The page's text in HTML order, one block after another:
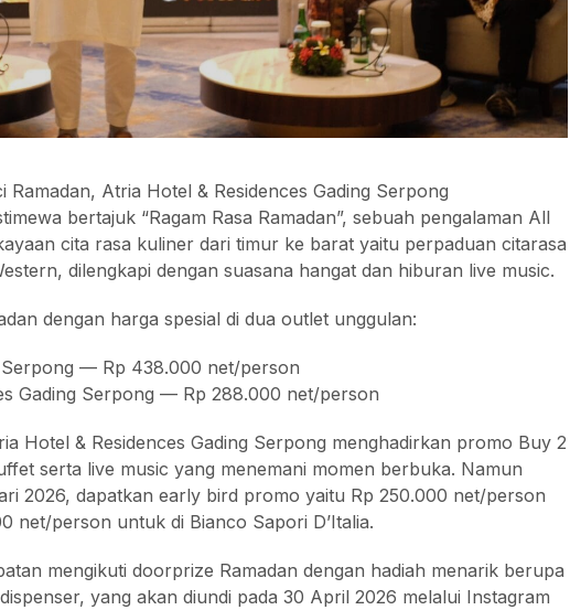
Atria Hotel & Residences Gading Serpong
bertajuk “Ragam Rasa Ramadan”, sebuah pengalaman All
cita rasa kuliner dari timur ke barat yaitu perpaduan citarasa
dilengkapi dengan suasana hangat dan hiburan live music.
dengan harga spesial di dua outlet unggulan:
— Rp 438.000 net/person
Gading Serpong — Rp 288.000 net/person
Hotel & Residences Gading Serpong menghadirkan promo Buy 2
serta live music yang menemani momen berbuka. Namun
2026, dapatkan early bird promo yaitu Rp 250.000 net/person
net/person untuk di Bianco Sapori D’Italia.
mengikuti doorprize Ramadan dengan hadiah menarik berupa
yang akan diundi pada 30 April 2026 melalui Instagram